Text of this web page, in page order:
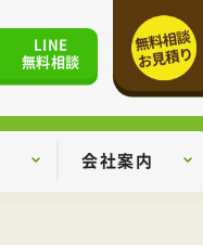
LINE
無料相談
会社案内